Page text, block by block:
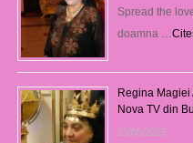
Spread the
doamna …
Regina
Nova TV din
23/05/2025